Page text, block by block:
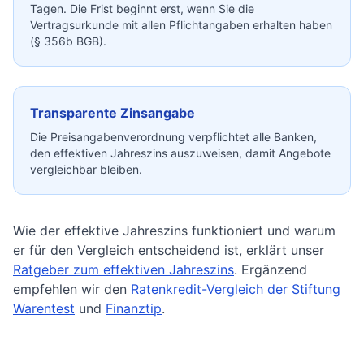
Tagen. Die Frist beginnt erst, wenn Sie die
Vertragsurkunde mit allen Pflichtangaben erhalten haben
(§ 356b BGB).
Transparente Zinsangabe
Die Preisangabenverordnung verpflichtet alle Banken,
den effektiven Jahreszins auszuweisen, damit Angebote
vergleichbar bleiben.
Wie der effektive Jahreszins funktioniert und warum
er für den Vergleich entscheidend ist, erklärt unser
Ratgeber zum effektiven Jahreszins. Ergänzend
empfehlen wir den Ratenkredit-Vergleich der Stiftung
Warentest und Finanztip.